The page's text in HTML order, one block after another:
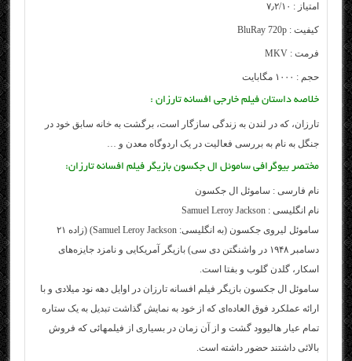
امتیاز : ۷٫۲/۱۰
کیفیت : BluRay 720p
فرمت : MKV
حجم : ۱۰۰۰ مگابایت
خلاصه داستان فیلم خارجی افسانه تارزان :
تارزان، که در لندن به زندگی سازگار است، برگشت به خانه سابق خود در
جنگل به نام به بررسی فعالیت در یک اردوگاه معدن و …
مختصر بیوگرافی ساموئل ال جکسون بازیگر فیلم افسانه تارزان:
نام فارسی : ساموئل ال جکسون
نام انگلیسی : Samuel Leroy Jackson
ساموئل لیروی جکسون (به انگلیسی: Samuel Leroy Jackson) (زاده ۲۱
دسامبر ۱۹۴۸ در واشنگتن دی سی) بازیگر آمریکایی و نامزد جایزه‌های
اسکار، گلدن گلوب و بفتا است.
ساموئل ال جکسون بازیگر فیلم افسانه تارزان در اوایل دهه نود میلادی و با
ارائه عملکرد فوق العاده‌ای که از خود به نمایش گذاشت تبدیل به یک ستاره
تمام عیار هالیوود گشت و از آن زمان در بسیاری از فیلمهائی که فروش
بالائی داشتند حضور داشته است.